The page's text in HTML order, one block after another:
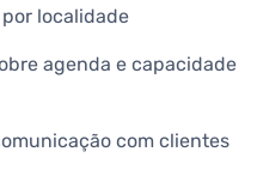
localidade
agenda e capacidade
com clientes